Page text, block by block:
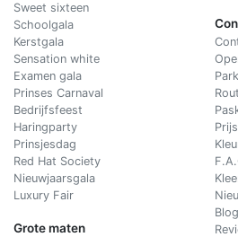
Sweet sixteen
Schoolgala
Kerstgala
Sensation white
Examen gala
Prinses Carnaval
Bedrijfsfeest
Haringparty
Prinsjesdag
Red Hat Society
Nieuwjaarsgala
Luxury Fair
Grote maten
C
Blog